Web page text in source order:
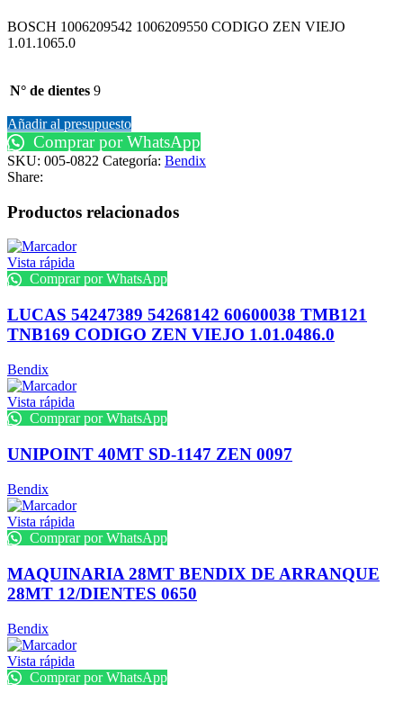
BOSCH 1006209542 1006209550 CODIGO ZEN VIEJO
1.01.1065.0
N° de dientes 9
Añadir al presupuesto
Comprar por WhatsApp
SKU: 005-0822 Categoría: Bendix
Share:
Productos relacionados
Vista rápida
Comprar por WhatsApp
LUCAS 54247389 54268142 60600038 TMB121
TNB169 CODIGO ZEN VIEJO 1.01.0486.0
Bendix
Vista rápida
Comprar por WhatsApp
UNIPOINT 40MT SD-1147 ZEN 0097
Bendix
Vista rápida
Comprar por WhatsApp
MAQUINARIA 28MT BENDIX DE ARRANQUE
28MT 12/DIENTES 0650
Bendix
Vista rápida
Comprar por WhatsApp